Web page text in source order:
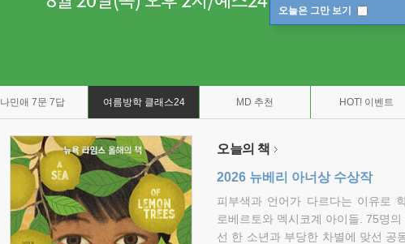
오늘은 그만 보기
나민애 7문 7답 여름방학 클래스24 MD 추천 HOT! 이벤트
오늘의 책
2026 뉴베리 아너상 수상작
피부색과 언어가 다르다는 이유로
로베르토와 멕시코계 아이들. 75명
선 한 소년과 부당한 차별에 맞선 공